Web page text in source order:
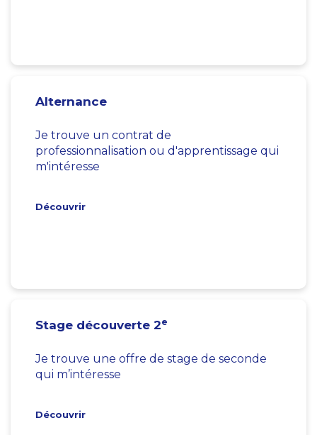
Alternance
Je trouve un contrat de
professionnalisation ou d'apprentissage qui
m'intéresse
Découvrir
Stage découverte 2e
Je trouve une offre de stage de seconde
qui m’intéresse
Découvrir